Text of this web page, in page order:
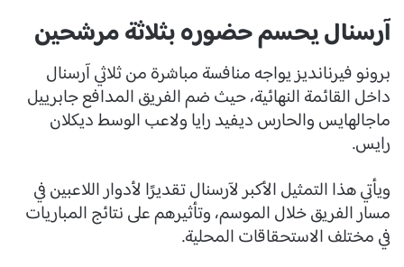
آرسنال يحسم حضوره بثلاثة مرشحين
برونو فيرنانديز يواجه منافسة مباشرة من ثلاثي آرسنال
داخل القائمة النهائية، حيث ضم الفريق المدافع جابرييل
ماجالهايس والحارس ديفيد رايا ولاعب الوسط ديكلان
رايس.
ويأتي هذا التمثيل الأكبر لآرسنال تقديرًا لأدوار اللاعبين في
مسار الفريق خلال الموسم، وتأثيرهم على نتائج المباريات
في مختلف الاستحقاقات المحلية.